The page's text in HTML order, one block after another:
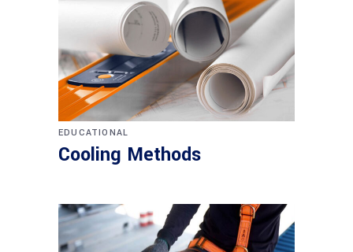
EDUCATIONAL
Cooling Methods